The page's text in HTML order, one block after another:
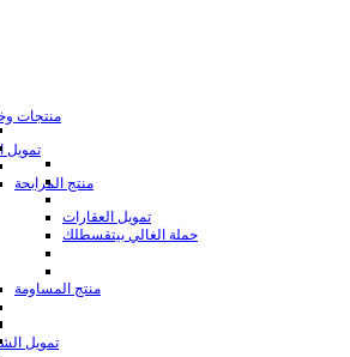
منتجات
تمويل
منتج المرابحة
تمويل العقارات
حملة الغالي بيتقسطلك
منتج المساومة
تمويل